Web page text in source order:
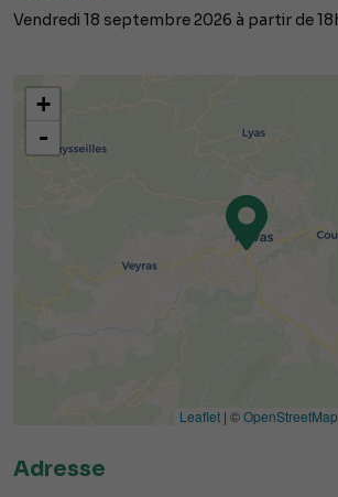
Vendredi 18 septembre 2026 à partir de
+
-
Leaflet | ©OpenStreetMap
Adresse